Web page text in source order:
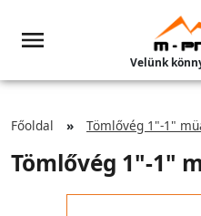
Velünk
Főoldal Tömlővég 1"-1"
Tömlővég 1"-1"